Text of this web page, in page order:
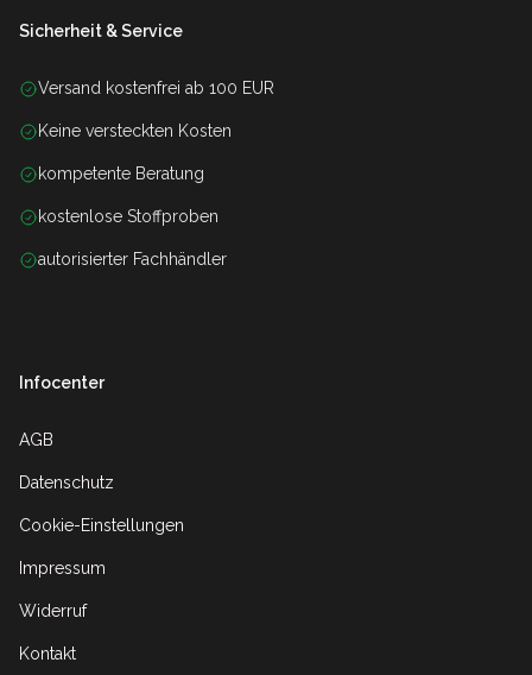
Sicherheit & Service
Versand kostenfrei ab 100 EUR
Keine versteckten Kosten
kompetente Beratung
kostenlose Stoffproben
autorisierter Fachhändler
Infocenter
AGB
Datenschutz
Cookie-Einstellungen
Impressum
Widerruf
Kontakt